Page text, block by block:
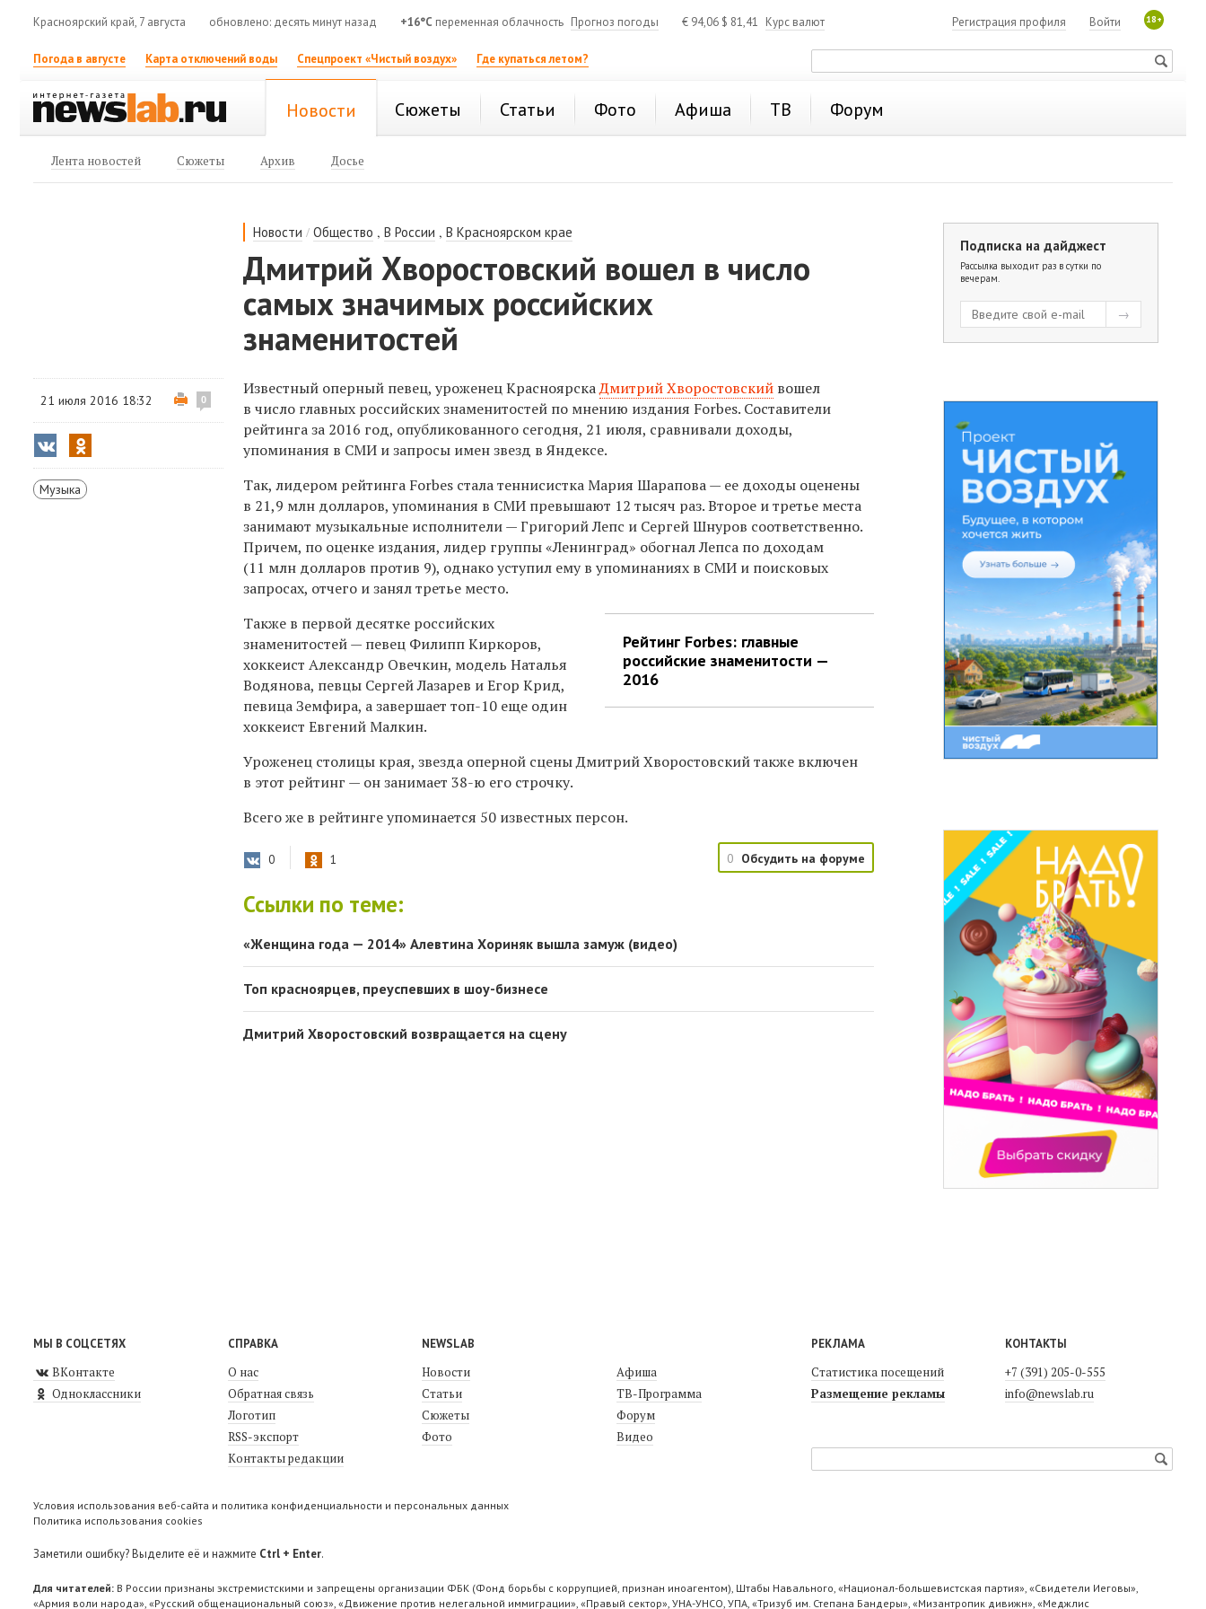
Красноярский край, 7 августа обновлено: десять минут назад +16°C переменная облачность Прогноз погоды € 94,06 $ 81,41 Курс валют 18+
Войти
Регистрация профиля
Погода в августе Карта отключений воды Спецпроект «Чистый воздух» Где купаться летом?
Новости Сюжеты Статьи Фото Афиша ТВ Форум
Лента новостей Сюжеты Архив Досье
Новости /Общество ,В России ,В Красноярском крае
Дмитрий Хворостовский вошел в число
самых значимых российских
знаменитостей
21 июля 2016 18:32 0
Музыка
Известный оперный певец, уроженец КрасноярскаДмитрий Хворостовский вошел
в число главных российских знаменитостей по мнению издания Forbes. Составители
рейтинга за 2016 год, опубликованного сегодня, 21 июля, сравнивали доходы,
упоминания в СМИ и запросы имен звезд в Яндексе.
Так, лидером рейтинга Forbes стала теннисистка Мария Шарапова — ее доходы оценены
в 21,9 млн долларов, упоминания в СМИ превышают 12 тысяч раз. Второе и третье места
занимают музыкальные исполнители — Григорий Лепс и Сергей Шнуров соответственно.
Причем, по оценке издания, лидер группы «Ленинград» обогнал Лепса по доходам
(11 млн долларов против 9), однако уступил ему в упоминаниях в СМИ и поисковых
запросах, отчего и занял третье место.
Рейтинг Forbes: главные
российские знаменитости —
2016
Также в первой десятке российских
знаменитостей — певец Филипп Киркоров,
хоккеист Александр Овечкин, модель Наталья
Водянова, певцы Сергей Лазарев и Егор Крид,
певица Земфира, а завершает топ-10 еще один
хоккеист Евгений Малкин.
Уроженец столицы края, звезда оперной сцены Дмитрий Хворостовский также включен
в этот рейтинг — он занимает 38-ю его строчку.
Всего же в рейтинге упоминается 50 известных персон.
0 1 0 Обсудить на форуме
Ссылки по теме:
«Женщина года — 2014» Алевтина Хориняк вышла замуж (видео)
Топ красноярцев, преуспевших в шоу-бизнесе
Дмитрий Хворостовский возвращается на сцену
Подписка на дайджест
Рассылка выходит раз в сутки по
вечерам.
МЫ В СОЦСЕТЯХ
ВКонтакте
Одноклассники
СПРАВКА
О нас
Обратная связь
Логотип
RSS-экспорт
Контакты редакции
NEWSLAB
Новости
Статьи
Сюжеты
Фото
Афиша
ТВ-Программа
Форум
Видео
РЕКЛАМА
Статистика посещений
Размещение рекламы
КОНТАКТЫ
+7 (391) 205-0-555
info@newslab.ru
Условия использования веб-сайта и политика конфиденциальности и персональных данных
Политика использования cookies
Заметили ошибку? Выделите её и нажмите Ctrl + Enter.
Для читателей: В России признаны экстремистскими и запрещены организации ФБК (Фонд борьбы с коррупцией, признан иноагентом), Штабы Навального, «Национал-большевистская партия», «Свидетели Иеговы»,
«Армия воли народа», «Русский общенациональный союз», «Движение против нелегальной иммиграции», «Правый сектор», УНА-УНСО, УПА, «Тризуб им. Степана Бандеры», «Мизантропик дивижн», «Меджлис